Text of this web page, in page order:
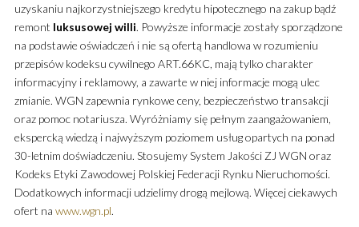
uzyskaniu najkorzystniejszego kredytu hipotecznego na zakup bądź
remont luksusowej willi. Powyższe informacje zostały sporządzone
na podstawie oświadczeń i nie są ofertą handlowa w rozumieniu
przepisów kodeksu cywilnego ART.66KC, mają tylko charakter
informacyjny i reklamowy, a zawarte w niej informacje mogą ulec
zmianie. WGN zapewnia rynkowe ceny, bezpieczeństwo transakcji
oraz pomoc notariusza. Wyróżniamy się pełnym zaangażowaniem,
ekspercką wiedzą i najwyższym poziomem usług opartych na ponad
30-letnim doświadczeniu. Stosujemy System Jakości ZJ WGN oraz
Kodeks Etyki Zawodowej Polskiej Federacji Rynku Nieruchomości.
Dodatkowych informacji udzielimy drogą mejlową. Więcej ciekawych
ofert na www.wgn.pl.